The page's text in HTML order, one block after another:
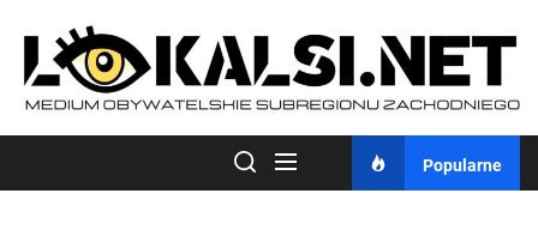
content
Popularne